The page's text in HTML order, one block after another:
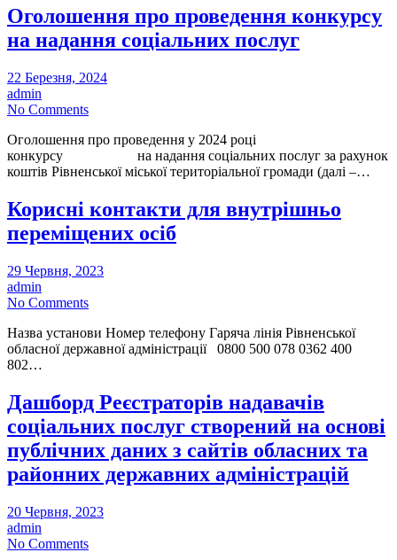
Оголошення про проведення конкурсу
на надання соціальних послуг
22 Березня, 2024
admin
No Comments
Оголошення про проведення у 2024 році
конкурсу на надання соціальних послуг за рахунок
коштів Рівненської міської територіальної громади (далі –…
Корисні контакти для внутрішньо
переміщених осіб
29 Червня, 2023
admin
No Comments
Назва установи Номер телефону Гаряча лінія Рівненської
обласної державної адміністрації 0800 500 078 0362 400
802…
Дашборд Реєстраторів надавачів
соціальних послуг створений на основі
публічних даних з сайтів обласних та
районних державних адміністрацій
20 Червня, 2023
admin
No Comments